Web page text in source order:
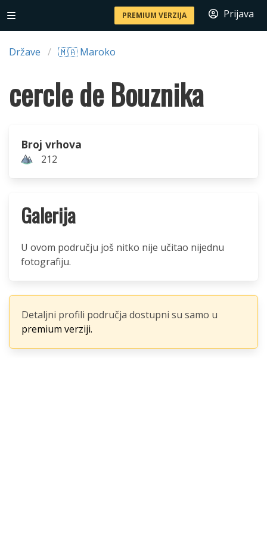
PREMIUM VERZIJA Prijava
Države 🇲🇦 Maroko
cercle de Bouznika
Broj vrhova
212
Galerija
U ovom području još nitko nije učitao nijednu
fotografiju.
Detaljni profili područja dostupni su samo u
premium verziji.